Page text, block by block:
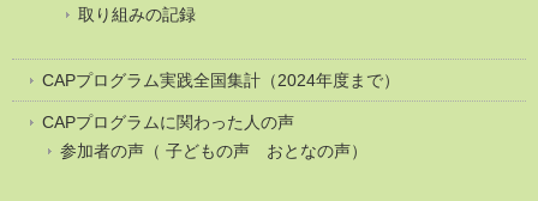
取り組みの記録
CAPプログラム実践全国集計（2024年度まで）
CAPプログラムに関わった人の声
参加者の声（ 子どもの声 おとなの声）